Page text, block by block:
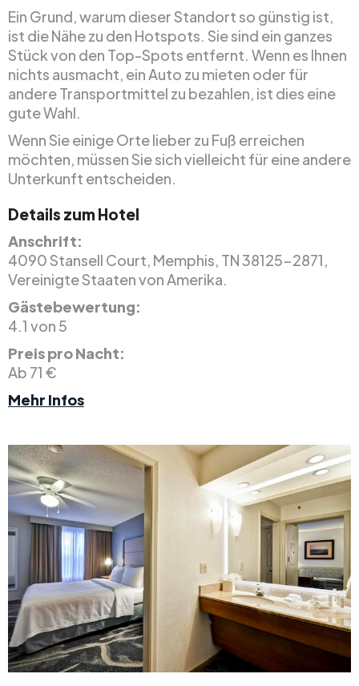
Ein Grund, warum dieser Standort so günstig ist,
ist die Nähe zu den Hotspots. Sie sind ein ganzes
Stück von den Top-Spots entfernt. Wenn es Ihnen
nichts ausmacht, ein Auto zu mieten oder für
andere Transportmittel zu bezahlen, ist dies eine
gute Wahl.
Wenn Sie einige Orte lieber zu Fuß erreichen
möchten, müssen Sie sich vielleicht für eine andere
Unterkunft entscheiden.
Details zum Hotel
Anschrift:
4090 Stansell Court, Memphis, TN 38125-2871,
Vereinigte Staaten von Amerika.
Gästebewertung:
4.1 von 5
Preis pro Nacht:
Ab 71 €
Mehr Infos